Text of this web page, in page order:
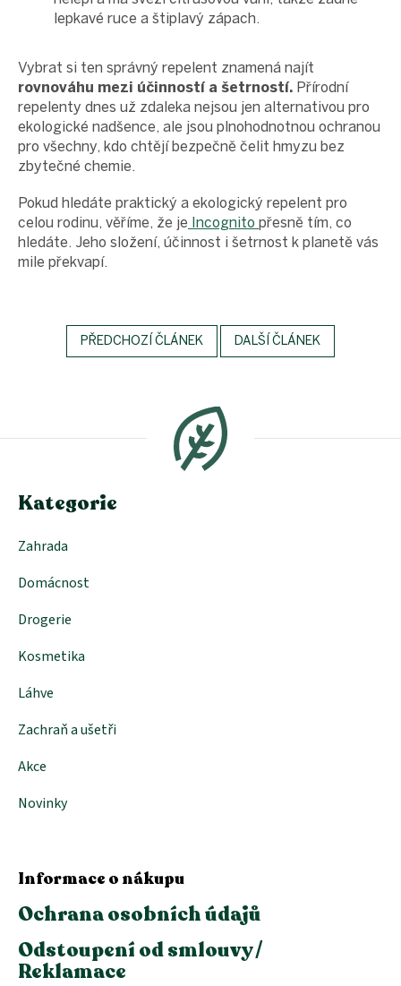
lepkavé ruce a štiplavý zápach.
Vybrat si ten správný repelent znamená najít
rovnováhu mezi účinností a šetrností. Přírodní
repelenty dnes už zdaleka nejsou jen alternativou pro
ekologické nadšence, ale jsou plnohodnotnou ochranou
pro všechny, kdo chtějí bezpečně čelit hmyzu bez
zbytečné chemie.
Pokud hledáte praktický a ekologický repelent pro
celou rodinu, věříme, že je Incognito přesně tím, co
hledáte. Jeho složení, účinnost i šetrnost k planetě vás
mile překvapí.
PŘEDCHOZÍ ČLÁNEK DALŠÍ ČLÁNEK
a
Kategorie
Zahrada
Domácnost
Drogerie
Kosmetika
Láhve
Zachraň a ušetři
Akce
Novinky
Informace o nákupu
Ochrana osobních údajů
Odstoupení od smlouvy /
Reklamace